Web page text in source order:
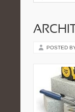
POSTED